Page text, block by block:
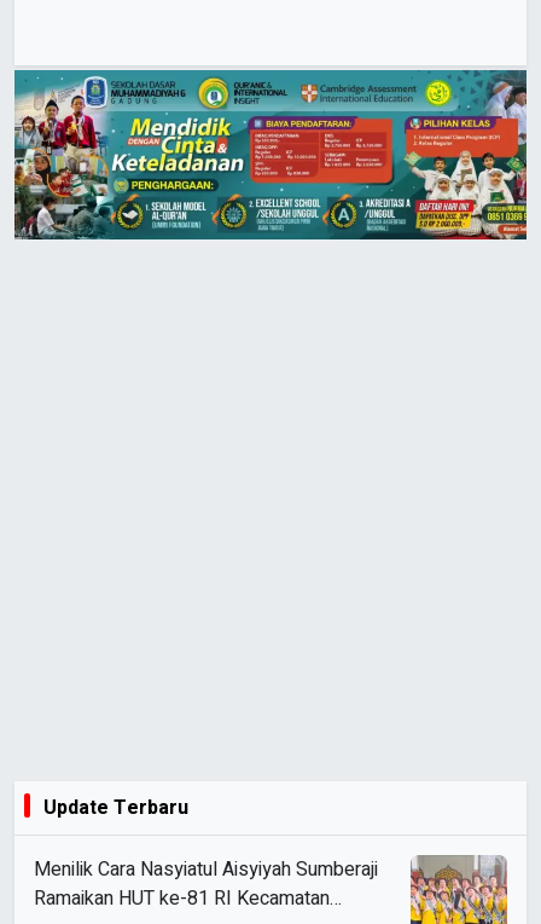
Update Terbaru
Menilik Cara Nasyiatul Aisyiyah Sumberaji
Ramaikan HUT ke-81 RI Kecamatan